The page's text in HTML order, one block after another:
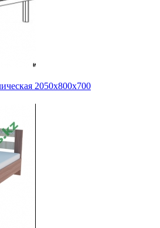
2050х800х700